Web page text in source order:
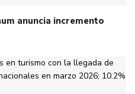
anuncia incremento